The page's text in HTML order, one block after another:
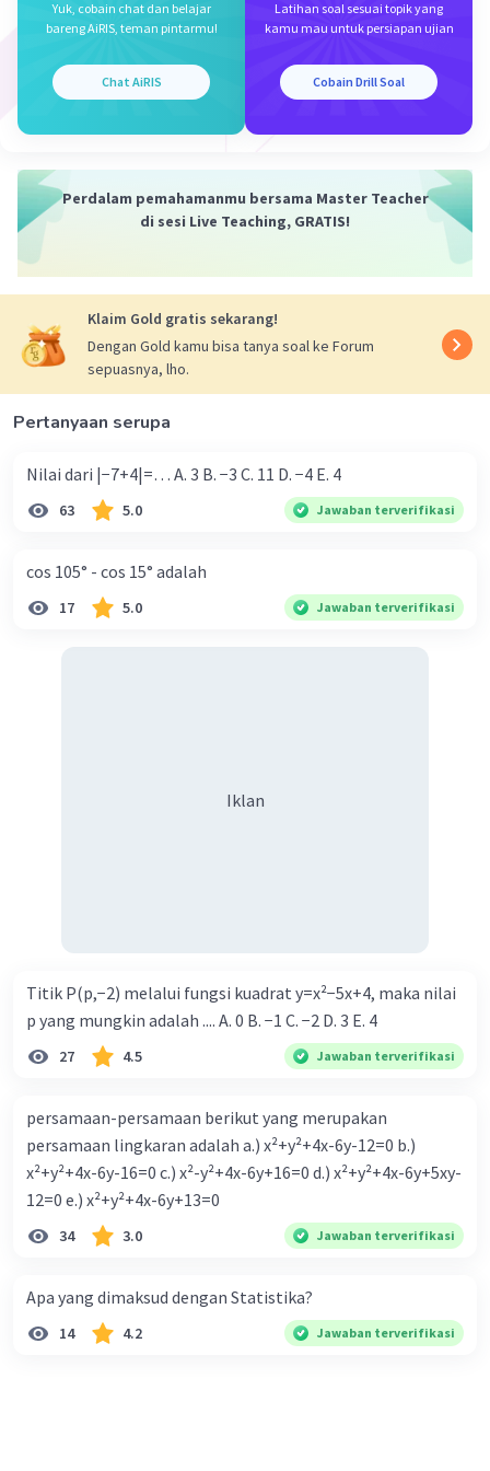
semoga membantu.
Beri Rating (2 Balas
Iklan
Yuk, cobain chat dan belajar
bareng AiRIS, teman pintarmu!
Chat AiRIS
Latihan soal sesuai topik yang
kamu mau untuk persiapan ujian
Cobain Drill Soal
Perdalam pemahamanmu bersama Master Teacher
di sesi Live Teaching, GRATIS!
Klaim Gold gratis sekarang!
Dengan Gold kamu bisa tanya soal ke Forum
sepuasnya, lho.
Pertanyaan serupa
Nilai dari |−7+4|=… A. 3 B. −3 C. 11 D. −4 E. 4
63 5.0 Jawaban terverifikasi
cos 105° - cos 15° adalah
17 5.0 Jawaban terverifikasi
Iklan
Titik P(p,−2) melalui fungsi kuadrat y=x²−5x+4, maka nilai
p yang mungkin adalah .... A. 0 B. −1 C. −2 D. 3 E. 4
27 4.5 Jawaban terverifikasi
persamaan-persamaan berikut yang merupakan
persamaan lingkaran adalah a.) x²+y²+4x-6y-12=0 b.)
x²+y²+4x-6y-16=0 c.) x²-y²+4x-6y+16=0 d.) x²+y²+4x-6y+5xy-
12=0 e.) x²+y²+4x-6y+13=0
34 3.0 Jawaban terverifikasi
Apa yang dimaksud dengan Statistika?
14 4.2 Jawaban terverifikasi